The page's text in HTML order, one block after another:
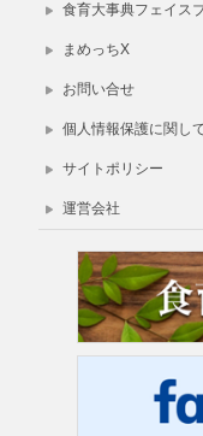
食育大事典フェイス
まめっちX
お問い合せ
個人情報保護に関し
サイトポリシー
運営会社